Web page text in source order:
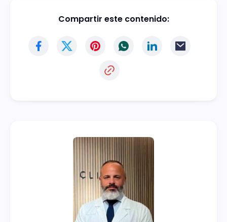
Compartir este contenido: